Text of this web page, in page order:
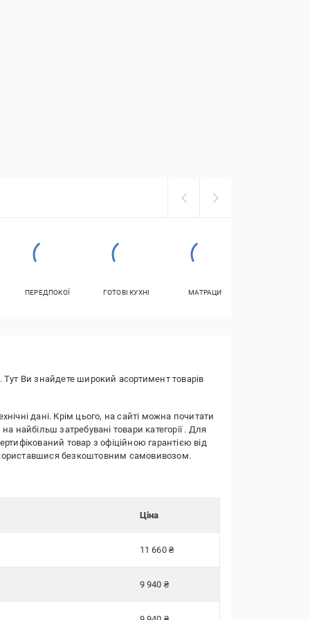
ПЕРЕДПОКОЇ ГОТОВІ КУХНІ МАТРАЦИ
. Тут Ви знайдете широкий асортимент товарів
дані. Крім цього, на сайті можна почитати
найбільш затребувані товари категорії . Для
товар з офіційною гарантією від
безкоштовним самовивозом.
Ціна
11 660 ₴
9 940 ₴